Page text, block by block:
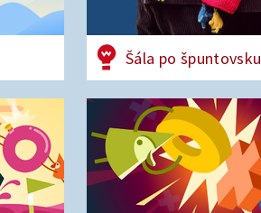
Šála po špuntovsku